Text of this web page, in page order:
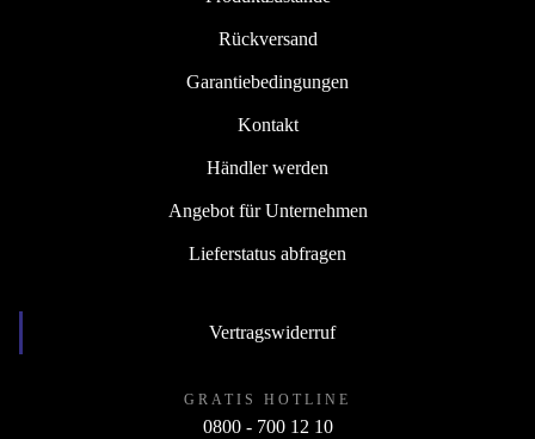
Rückversand
Garantiebedingungen
Kontakt
Händler werden
Angebot für Unternehmen
Lieferstatus abfragen
Vertragswiderruf
GRATIS HOTLINE
0800 - 700 12 10